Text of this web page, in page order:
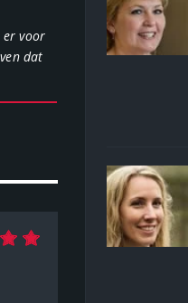
er voor
dat